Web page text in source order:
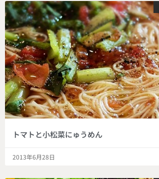
トマトと小松菜にゅうめん
2013年6月28日